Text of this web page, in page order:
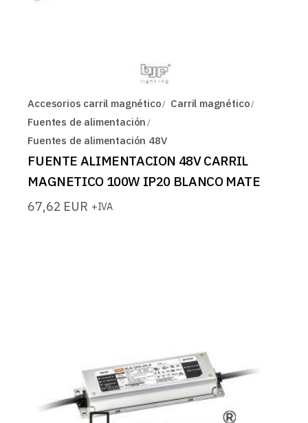
Accesorios carril magnético
Carril magnético
Fuentes de alimentación
Fuentes de alimentación 48V
FUENTE ALIMENTACION 48V CARRIL
MAGNETICO 100W IP20 BLANCO MATE
67,62 EUR +IVA